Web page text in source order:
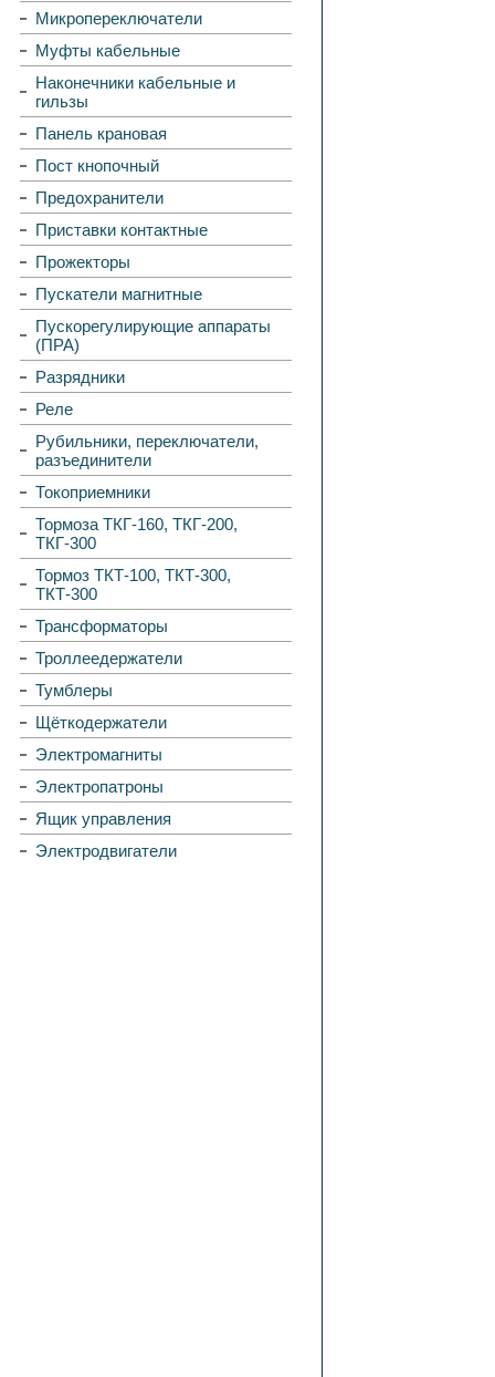
Микропереключатели
Муфты кабельные
Наконечники кабельные и
гильзы
Панель крановая
Пост кнопочный
Предохранители
Приставки контактные
Прожекторы
Пускатели магнитные
Пускорегулирующие аппараты
(ПРА)
Разрядники
Реле
Рубильники, переключатели,
разъединители
Токоприемники
Тормоза ТКГ-160, ТКГ-200,
ТКГ-300
Тормоз ТКТ-100, ТКТ-300,
ТКТ-300
Трансформаторы
Троллеедержатели
Тумблеры
Щёткодержатели
Электромагниты
Электропатроны
Ящик управления
Электродвигатели